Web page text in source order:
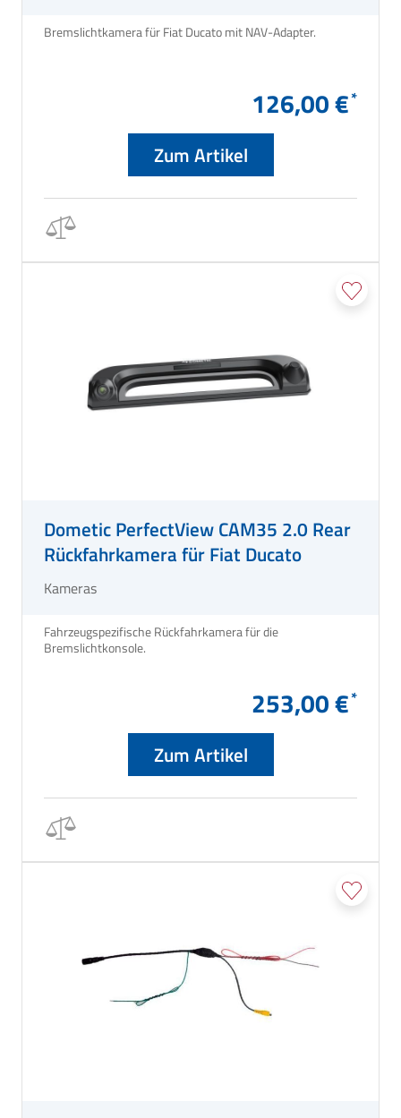
126,00 €
Zum Artikel
Dometic PerfectView CAM35 2.0 Rear
Rückfahrkamera für Fiat Ducato
Kameras
Fahrzeugspezifische Rückfahrkamera für die
253,00 €
Zum Artikel